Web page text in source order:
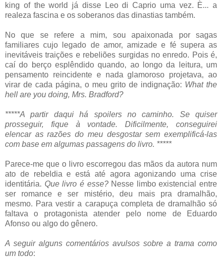
king of the world já disse Leo di Caprio uma vez. È... a
realeza fascina e os soberanos das dinastias também.
No que se refere a mim, sou apaixonada por sagas
familiares cujo legado de amor, amizade e fé supera as
inevitáveis traições e rebeliões surgidas no enredo. Pois é,
caí do berço esplêndido quando, ao longo da leitura, um
pensamento reincidente e nada glamoroso projetava, ao
virar de cada página, o meu grito de indignação: What the
hell are you doing, Mrs. Bradford?
*****A partir daqui há spoilers no caminho. Se quiser
prosseguir, fique à vontade. Dificilmente, conseguirei
elencar as razões do meu desgostar sem exemplificá-las
com base em algumas passagens do livro. *****
Parece-me que o livro escorregou das mãos da autora num
ato de rebeldia e está até agora agonizando uma crise
identitária. Que livro é esse?Nesse limbo existencial entre
ser romance e ser mistério, deu mais pra dramalhão,
mesmo. Para vestir a carapuça completa de dramalhão só
faltava o protagonista atender pelo nome de Eduardo
Afonso ou algo do gênero.
A seguir alguns comentários avulsos sobre a trama como
um todo: